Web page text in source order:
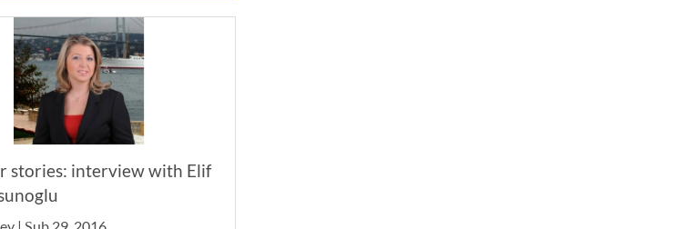
stories: interview with Elif